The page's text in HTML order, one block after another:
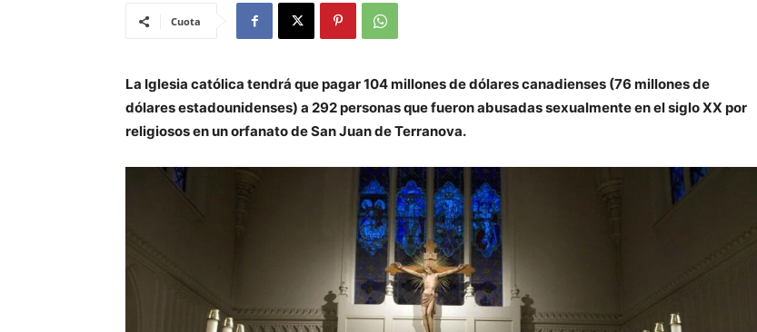
Cuota
La Iglesia católica tendrá que pagar 104 millones de dólares canadienses (76 millones de
dólares estadounidenses) a 292 personas que fueron abusadas sexualmente en el siglo XX por
religiosos en un orfanato de San Juan de Terranova.